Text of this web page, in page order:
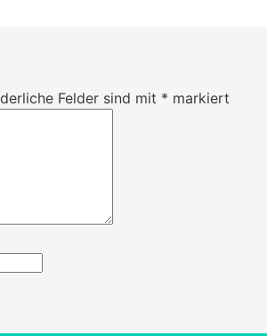
Felder sind mit * markiert